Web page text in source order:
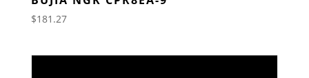
$181.27